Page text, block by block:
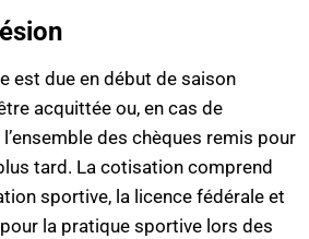
est due en début de saison
acquittée ou, en cas de
des chèques remis pour
tard. La cotisation comprend
sportive, la licence fédérale et
pour la pratique sportive lors des